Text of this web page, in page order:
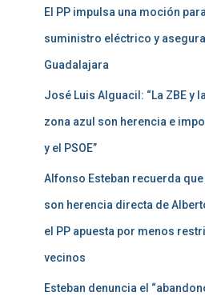
El PP impulsa una moción
suministro eléctrico y
Guadalajara
José Luis Alguacil: “La ZBE y
zona azul son herencia e
y el PSOE”
Alfonso Esteban recuerda que
son herencia directa de
el PP apuesta por menos
vecinos
Esteban denuncia el